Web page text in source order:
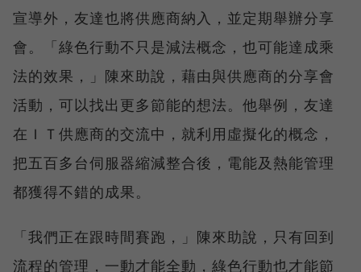
宣導外，友達也將供應商納入，並定期舉辦分享
會。「綠色行動不只是減法概念，也可能達成乘
法的效果，」陳來助說，藉由與供應商的分享會
活動，可以找出更多節能的想法。他舉例，友達
在ＩＴ供應商的交流中，就利用虛擬化的概念，
把五百多台伺服器縮減整合後，電能及熱能管理
都獲得不錯的成果。
「我們正在跟時間賽跑，」陳來助說，只有回到
流程的管理，一動才能全動，綠色行動也才能節